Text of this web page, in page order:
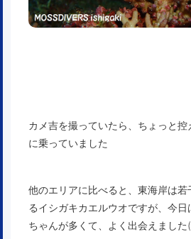
カメ吉を撮っていたら、ちょっと
に乗っていました
他のエリアに比べると、東海岸は
るイシガキカエルウオですが、今
ちゃんが多くて、よく出会えまし